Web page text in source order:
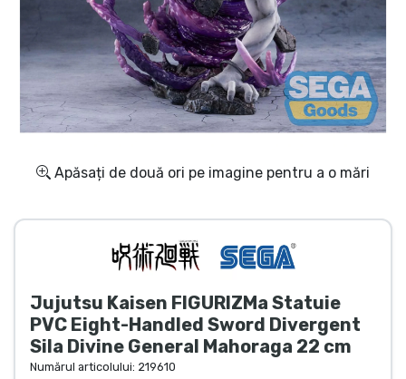
Apăsați de două ori pe imagine pentru a o mări
Jujutsu Kaisen FIGURIZMa Statuie
PVC Eight-Handled Sword Divergent
Sila Divine General Mahoraga 22 cm
Numărul articolului: 219610
Transport și plată
Sortare după serie
Sortare după filme
Sortare după desene animate
Sortare după Anime
Sortare după jocuri
Sortare după sport
Sortare după muzică